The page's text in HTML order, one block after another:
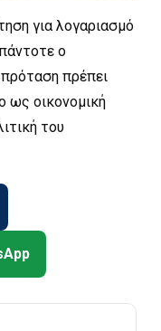
για λογαριασμό
ο
πρόταση πρέπει
ως οικονομική
του